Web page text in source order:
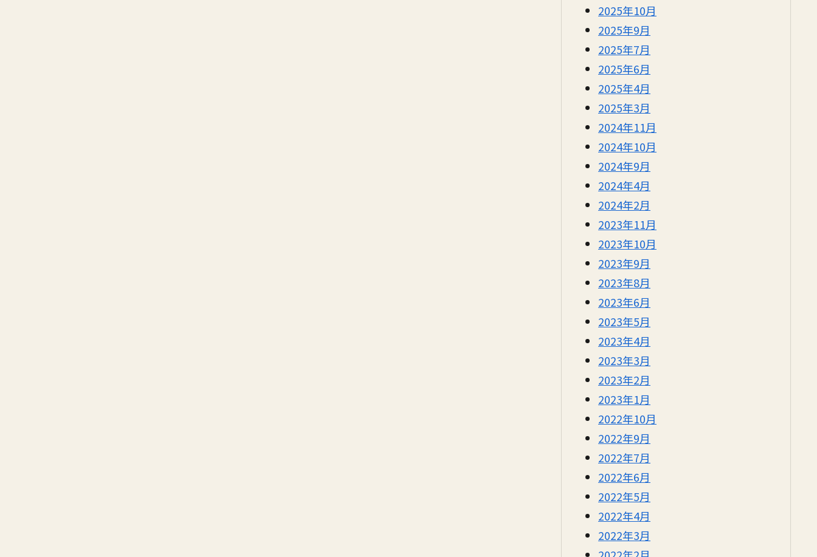
2025年10月
2025年9月
2025年7月
2025年6月
2025年4月
2025年3月
2024年11月
2024年10月
2024年9月
2024年4月
2024年2月
2023年11月
2023年10月
2023年9月
2023年8月
2023年6月
2023年5月
2023年4月
2023年3月
2023年2月
2023年1月
2022年10月
2022年9月
2022年7月
2022年6月
2022年5月
2022年4月
2022年3月